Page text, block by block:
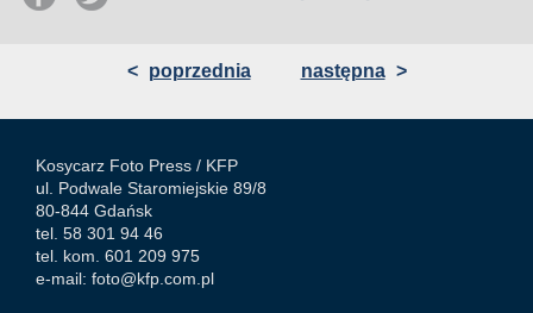
< poprzednia następna >
Kosycarz Foto Press / KFP
ul. Podwale Staromiejskie 89/8
80-844 Gdańsk
tel. 58 301 94 46
tel. kom. 601 209 975
e-mail: foto@kfp.com.pl